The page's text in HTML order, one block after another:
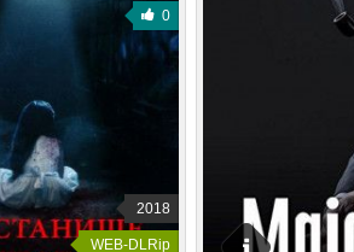
0
2018
WEB-DLRip